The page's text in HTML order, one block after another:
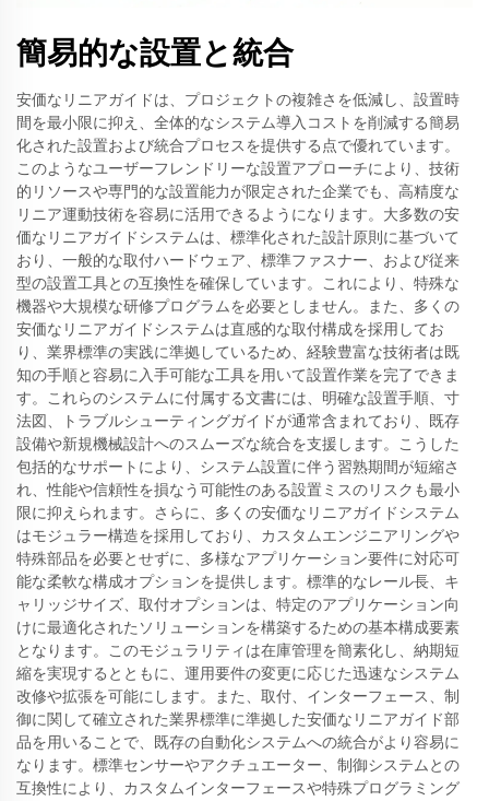
簡易的な設置と統合
安価なリニアガイドは、プロジェクトの複雑さを低減し、設置時
間を最小限に抑え、全体的なシステム導入コストを削減する簡易
化された設置および統合プロセスを提供する点で優れています。
このようなユーザーフレンドリーな設置アプローチにより、技術
的リソースや専門的な設置能力が限定された企業でも、高精度な
リニア運動技術を容易に活用できるようになります。大多数の安
価なリニアガイドシステムは、標準化された設計原則に基づいて
おり、一般的な取付ハードウェア、標準ファスナー、および従来
型の設置工具との互換性を確保しています。これにより、特殊な
機器や大規模な研修プログラムを必要としません。また、多くの
安価なリニアガイドシステムは直感的な取付構成を採用してお
り、業界標準の実践に準拠しているため、経験豊富な技術者は既
知の手順と容易に入手可能な工具を用いて設置作業を完了できま
す。これらのシステムに付属する文書には、明確な設置手順、寸
法図、トラブルシューティングガイドが通常含まれており、既存
設備や新規機械設計へのスムーズな統合を支援します。こうした
包括的なサポートにより、システム設置に伴う習熟期間が短縮さ
れ、性能や信頼性を損なう可能性のある設置ミスのリスクも最小
限に抑えられます。さらに、多くの安価なリニアガイドシステム
はモジュラー構造を採用しており、カスタムエンジニアリングや
特殊部品を必要とせずに、多様なアプリケーション要件に対応可
能な柔軟な構成オプションを提供します。標準的なレール長、キ
ャリッジサイズ、取付オプションは、特定のアプリケーション向
けに最適化されたソリューションを構築するための基本構成要素
となります。このモジュラリティは在庫管理を簡素化し、納期短
縮を実現するとともに、運用要件の変更に応じた迅速なシステム
改修や拡張を可能にします。また、取付、インターフェース、制
御に関して確立された業界標準に準拠した安価なリニアガイド部
品を用いることで、既存の自動化システムへの統合がより容易に
なります。標準センサーやアクチュエーター、制御システムとの
互換性により、カスタムインターフェースや特殊プログラミング